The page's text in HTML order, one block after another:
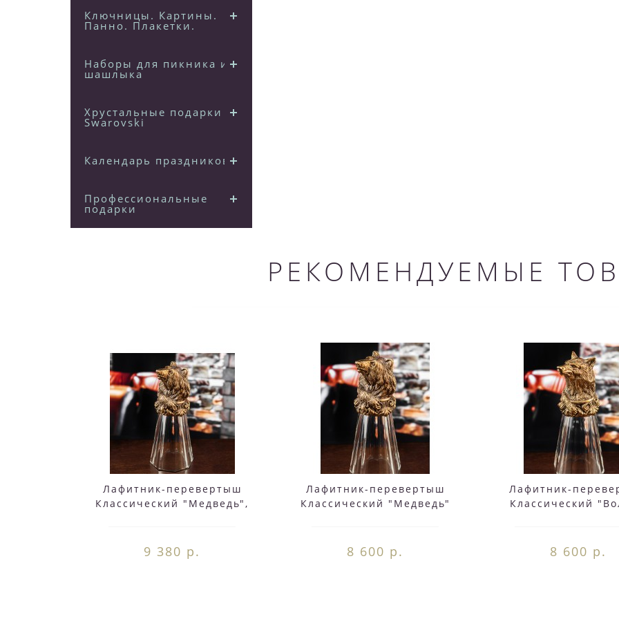
Ключницы. Картины.
Панно. Плакетки.
Наборы для пикника и
шашлыка
Хрустальные подарки
Swarovski
Календарь праздников
Профессиональные
подарки
РЕКОМЕНДУЕМЫЕ
Лафитник-перевертыш
Классический "Медведь",
9 380 р.
Лафитник-перевертыш
Классический "Медведь"
8 600 р.
Лафитник-
Классический
8 600 р.